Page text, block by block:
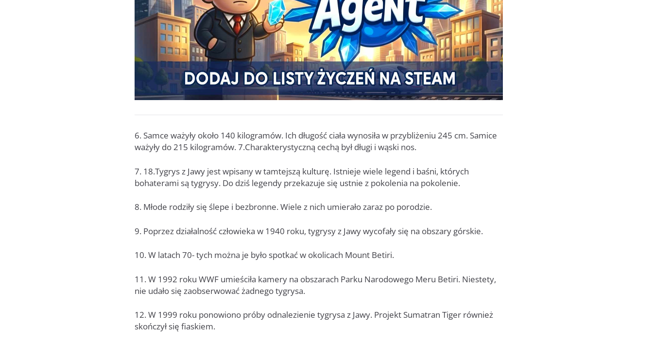
6. Samce ważyły około 140 kilogramów. Ich długość ciała wynosiła w przybliżeniu 245 cm. Samice
ważyły do 215 kilogramów. 7.Charakterystyczną cechą był długi i wąski nos.
7. 18.Tygrys z Jawy jest wpisany w tamtejszą kulturę. Istnieje wiele legend i baśni, których
bohaterami są tygrysy. Do dziś legendy przekazuje się ustnie z pokolenia na pokolenie.
8. Młode rodziły się ślepe i bezbronne. Wiele z nich umierało zaraz po porodzie.
9. Poprzez działalność człowieka w 1940 roku, tygrysy z Jawy wycofały się na obszary górskie.
10. W latach 70- tych można je było spotkać w okolicach Mount Betiri.
11. W 1992 roku WWF umieściła kamery na obszarach Parku Narodowego Meru Betiri. Niestety,
nie udało się zaobserwować żadnego tygrysa.
12. W 1999 roku ponowiono próby odnalezienie tygrysa z Jawy. Projekt Sumatran Tiger również
skończył się fiaskiem.